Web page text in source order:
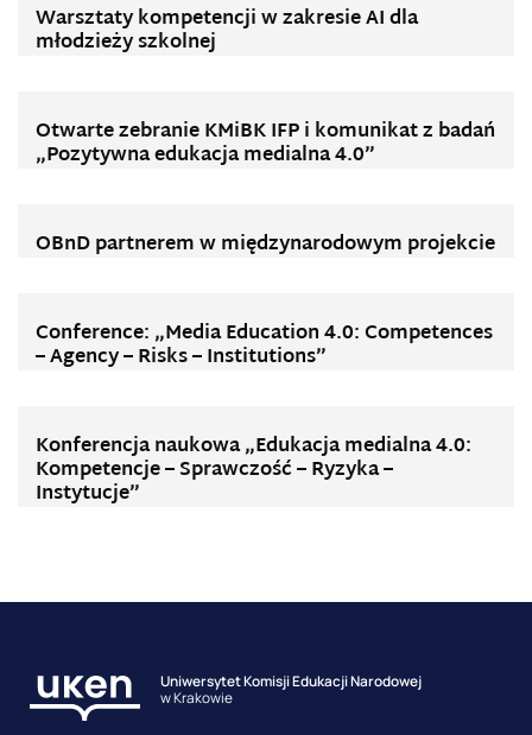
Warsztaty kompetencji w zakresie AI dla
młodzieży szkolnej
Otwarte zebranie KMiBK IFP i komunikat z badań
„Pozytywna edukacja medialna 4.0”
OBnD partnerem w międzynarodowym projekcie
Conference: „Media Education 4.0: Competences
– Agency – Risks – Institutions”
Konferencja naukowa „Edukacja medialna 4.0:
Kompetencje – Sprawczość – Ryzyka –
Instytucje”
Uniwersytet Komisji Edukacji Narodowej
w Krakowie